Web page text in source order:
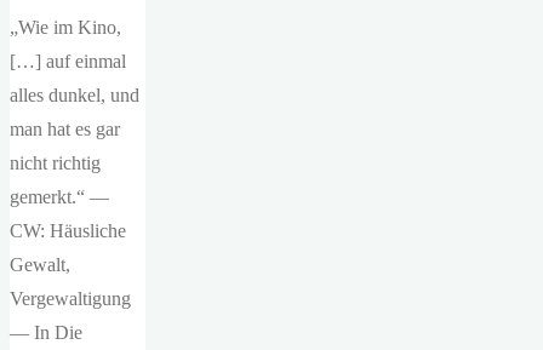
„Wie im Kino,
[…] auf einmal
alles dunkel, und
man hat es gar
nicht richtig
gemerkt.“ —
CW: Häusliche
Gewalt,
Vergewaltigung
— In Die